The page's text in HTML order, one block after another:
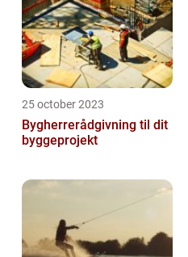
25 october 2023
Bygherrerådgivning til dit
byggeprojekt